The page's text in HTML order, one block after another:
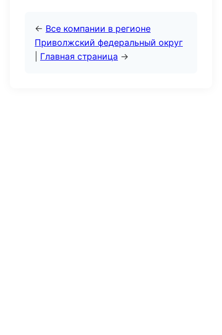
← Все компании в регионе
Приволжский федеральный округ
Главная страница →